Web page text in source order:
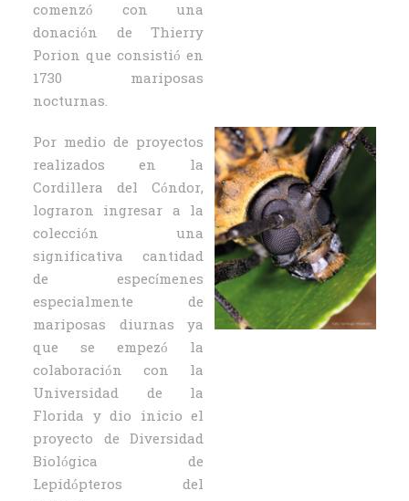
comenzó con una
donación de Thierry
Porion que consistió en
1730 mariposas
nocturnas.
Por medio de proyectos
realizados en la
Cordillera del Cóndor,
lograron ingresar a la
colección una
significativa cantidad
de especímenes
especialmente de
mariposas diurnas ya
que se empezó la
colaboración con la
Universidad de la
Florida y dio inicio el
proyecto de Diversidad
Biológica de
Lepidópteros del